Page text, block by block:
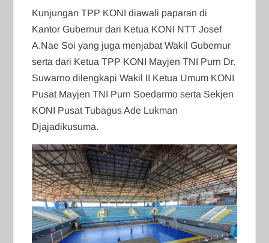
Kunjungan TPP KONI diawali paparan di
Kantor Gubernur dari Ketua KONI NTT Josef
A.Nae Soi yang juga menjabat Wakil Gubernur
serta dari Ketua TPP KONI Mayjen TNI Purn Dr.
Suwarno dilengkapi Wakil II Ketua Umum KONI
Pusat Mayjen TNI Purn Soedarmo serta Sekjen
KONI Pusat Tubagus Ade Lukman
Djajadikusuma.